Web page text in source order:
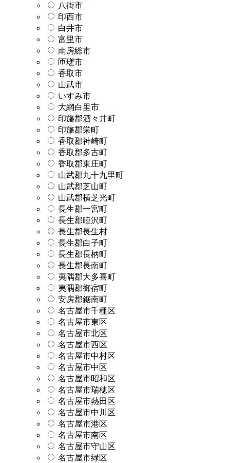
八街市
印西市
白井市
富里市
南房総市
匝瑳市
香取市
山武市
いすみ市
大網白里市
印旛郡酒々井町
印旛郡栄町
香取郡神崎町
香取郡多古町
香取郡東庄町
山武郡九十九里町
山武郡芝山町
山武郡横芝光町
長生郡一宮町
長生郡睦沢町
長生郡長生村
長生郡白子町
長生郡長柄町
長生郡長南町
夷隅郡大多喜町
夷隅郡御宿町
安房郡鋸南町
名古屋市千種区
名古屋市東区
名古屋市北区
名古屋市西区
名古屋市中村区
名古屋市中区
名古屋市昭和区
名古屋市瑞穂区
名古屋市熱田区
名古屋市中川区
名古屋市港区
名古屋市南区
名古屋市守山区
名古屋市緑区